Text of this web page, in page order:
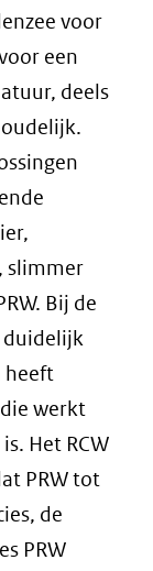
voor
een
deels
slimmer
Bij de
duidelijk
heeft
werkt
Het RCW
PRW tot
de
PRW